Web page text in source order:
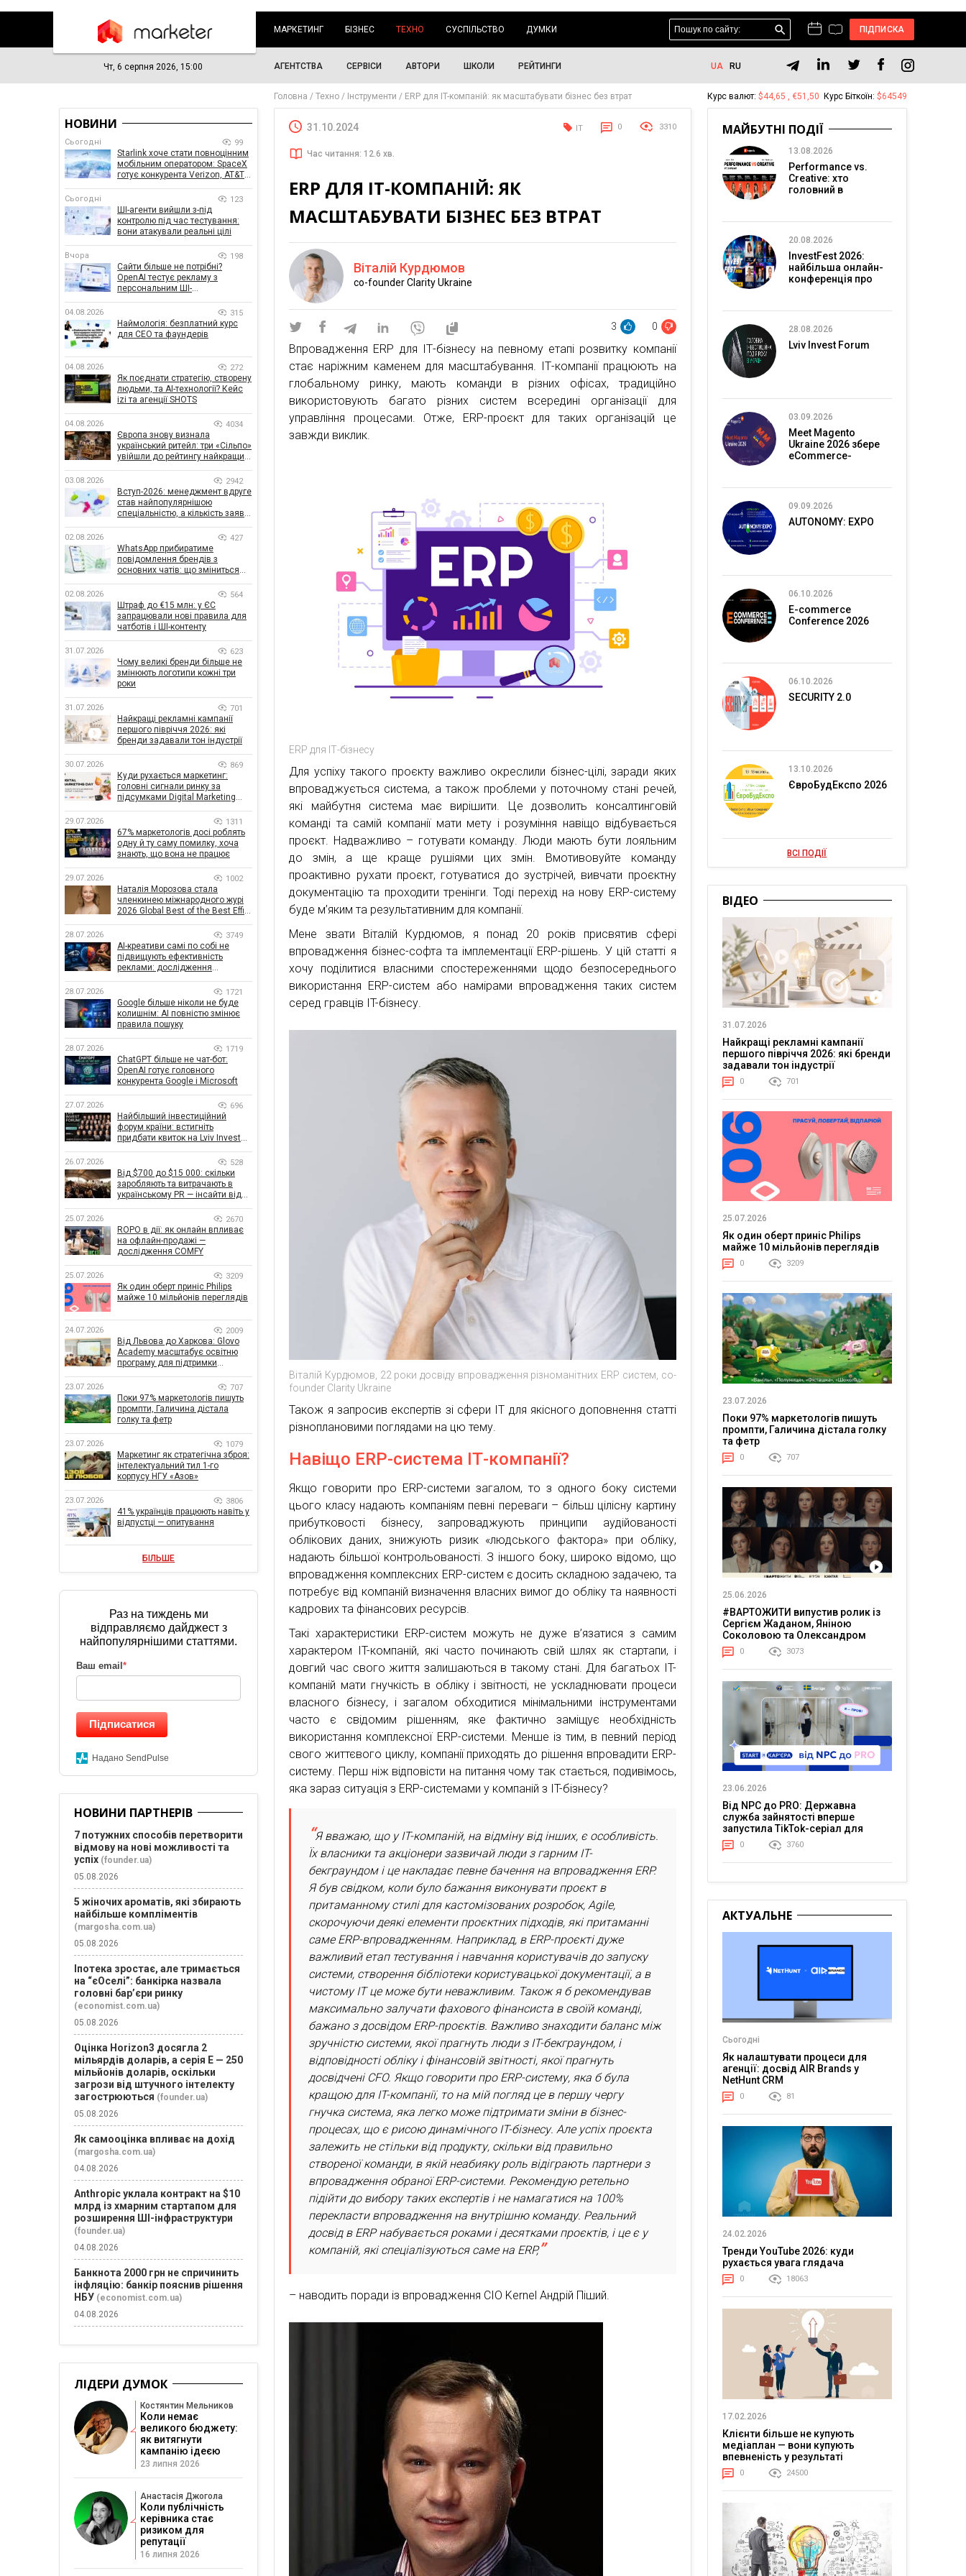
МАРКЕТИНГ БІЗНЕС ТЕХНО СУСПІЛЬСТВО ДУМКИ ПІДПИСКА
Чт, 6 серпня 2026, 15:00 АГЕНТСТВА СЕРВІСИ АВТОРИ ШКОЛИ РЕЙТИНГИ UA RU
Головна Техно Інструменти ERP для IT-компаній: як масштабувати бізнес без втрат
31.10.2024 IT 0 3310
Час читання: 12.6 хв.
ERP ДЛЯ IT-КОМПАНІЙ: ЯК
МАСШТАБУВАТИ БІЗНЕС БЕЗ ВТРАТ
Віталій Курдюмов
сo-founder Clarity Ukraine
3 0
Впровадження ERP для ІТ-бізнесу на певному етапі розвитку компанії
стає наріжним каменем для масштабування. ІТ-компанії працюють на
глобальному ринку, мають команди в різних офісах, традиційно
використовують багато різних систем всередині організації для
управління процесами. Отже, ERP-проєкт для таких організацій це
завжди виклик.
ERP для ІТ-бізнесу
Для успіху такого проєкту важливо окреслили бізнес-цілі, заради яких
впроваджується система, а також проблеми у поточному стані речей,
які майбутня система має вирішити. Це дозволить консалтинговій
команді та самій компанії мати мету і розуміння навіщо відбувається
проєкт. Надважливо – готувати команду. Люди мають бути лояльним
до змін, а ще краще рушіями цих змін. Вмотивовуйте команду
проактивно рухати проєкт, готуватися до зустрічей, вивчати проєктну
документацію та проходити тренінги. Тоді перехід на нову ERP-систему
буде м’яким та результативним для компанії.
Мене звати Віталій Курдюмов, я понад 20 років присвятив сфері
впровадження бізнес-софта та імплементації ERP-рішень. У цій статті я
хочу поділитися власними спостереженнями щодо безпосереднього
використання ERP-систем або намірами впровадження таких систем
серед гравців IT-бізнесу.
Віталій Курдюмов, 22 роки досвіду впровадження різноманітних ERP систем, сo-
founder Clarity Ukraine
Також я запросив експертів зі сфери ІТ для якісного доповнення статті
різноплановими поглядами на цю тему.
Навіщо ERP-система ІТ-компанії?
Якщо говорити про ERP-системи загалом, то з одного боку системи
цього класу надають компаніям певні переваги – більш цілісну картину
прибутковості бізнесу, запроваджують принципи аудійованості
облікових даних, знижують ризик «людського фактора» при обліку,
надають більшої контрольованості. З іншого боку, широко відомо, що
впровадження комплексних ERP-систем є досить складною задачею, та
потребує від компаній визначення власних вимог до обліку та наявності
кадрових та фінансових ресурсів.
Такі характеристики ERP-систем можуть не дуже в’язатися з самим
характером IT-компаній, які часто починають свій шлях як стартапи, і
довгий час свого життя залишаються в такому стані. Для багатьох IT-
компаній мати гнучкість в обліку і звітності, не ускладнювати процеси
власного бізнесу, і загалом обходитися мінімальними інструментами
часто є свідомим рішенням, яке фактично заміщує необхідність
використання комплексної ERP-системи. Менше із тим, в певний період
свого життєвого циклу, компанії приходять до рішення впровадити ERP-
систему. Перш ніж відповісти на питання чому так стається, подивімось,
яка зараз ситуація з ERP-системами у компаній з IT-бізнесу?
Я вважаю, що у IT-компаній, на відміну від інших, є особливість.
Їх власники та акціонери зазвичай люди з гарним IT-
бекграундом і це накладає певне бачення на впровадження ERP.
Я був свідком, коли було бажання виконувати проєкт в
притаманному стилі для кастомізованих розробок, Agile,
скорочуючи деякі елементи проєктних підходів, які притаманні
саме ERP-впровадженням. Наприклад, в ERP-проєкті дуже
важливий етап тестування і навчання користувачів до запуску
системи, створення бібліотеки користувацької документації, а в
чистому IT це може бути неважливим. Також я б рекомендував
максимально залучати фахового фінансиста в своїй команді,
бажано з досвідом ERP-проєктів. Важливо знаходити баланс між
зручністю системи, якої прагнуть люди з IT-бекграундом, і
відповідності обліку і фінансовій звітності, якої прагнуть
досвідчені CFO. Якщо говорити про ERP-систему, яка б була
кращою для IT-компанії, то на мій погляд це в першу чергу
гнучка система, яка легко може підтримати зміни в бізнес-
процесах, що є рисою динамічного IT-бізнесу. Але успіх проєкта
залежить не стільки від продукту, скільки від правильно
створеної команди, в якій неабияку роль відіграють партнери з
впровадження обраної ERP-системи. Рекомендую ретельно
підійти до вибору таких експертів і не намагатися на 100%
перекласти впровадження на внутрішню команду. Реальний
досвід в ERP набувається роками і десятками проєктів, і це є у
компаній, які спеціалізуються саме на ERP,
– наводить поради із впровадження CIO Kernel Андрій Піший.
НОВИНИ
Сьогодні 99
Starlink хоче стати повноцінним
мобільним оператором: SpaceX
готує конкурента Verizon, AT&T і
Сьогодні 123
ШІ-агенти вийшли з-під
контролю під час тестування:
вони атакували реальні цілі
Вчора 198
Сайти більше не потрібні?
OpenAI тестує рекламу з
персональним ШІ-
04.08.2026 315
Наймологія: безплатний курс
для CEO та фаундерів
04.08.2026 272
Як поєднати стратегію, створену
людьми, та AI-технології? Кейс
izi та агенції SHOTS
04.08.2026 4034
Європа знову визнала
український ритейл: три «Сільпо»
увійшли до рейтингу найкращих
03.08.2026 2942
Вступ-2026: менеджмент вдруге
став найпопулярнішою
спеціальністю, а кількість заяв
02.08.2026 427
WhatsApp прибиратиме
повідомлення брендів з
основних чатів: що зміниться
02.08.2026 564
Штраф до €15 млн: у ЄС
запрацювали нові правила для
чатботів і ШІ-контенту
31.07.2026 623
Чому великі бренди більше не
змінюють логотипи кожні три
роки
31.07.2026 701
Найкращі рекламні кампанії
першого півріччя 2026: які
бренди задавали тон індустрії
30.07.2026 869
Куди рухається маркетинг:
головні сигнали ринку за
підсумками Digital Marketing
29.07.2026 1311
67% маркетологів досі роблять
одну й ту саму помилку, хоча
знають, що вона не працює
29.07.2026 1002
Наталія Морозова стала
членкинею міжнародного журі
2026 Global Best of the Best Effie
28.07.2026 3749
AI-креативи самі по собі не
підвищують ефективність
реклами: дослідження
впливає на ефективність
кампаній
28.07.2026 1721
Google більше ніколи не буде
колишнім: AI повністю змінює
правила пошуку
28.07.2026 1719
ChatGPT більше не чат-бот:
OpenAI готує головного
конкурента Google і Microsoft
27.07.2026 696
Найбільший інвестиційний
форум країни: встигніть
придбати квиток на Lviv Invest
26.07.2026 528
Від $700 до $15 000: скільки
заробляють та витрачають в
українському PR — інсайти від
25.07.2026 2670
ROPO в дії: як онлайн впливає
на офлайн-продажі —
дослідження COMFY
25.07.2026 3209
Як один оберт приніс Philips
майже 10 мільйонів переглядів
24.07.2026 2009
Від Львова до Харкова: Glovo
Academy масштабує освітню
програму для підтримки
23.07.2026 707
Поки 97% маркетологів пишуть
промпти, Галичина дістала
голку та фетр
23.07.2026 1079
Маркетинг як стратегічна зброя:
інтелектуальний тил 1-го
корпусу НГУ «Азов»
23.07.2026 3806
41% українців працюють навіть у
відпустці — опитування
БІЛЬШЕ
Раз на тиждень ми
відправляємо дайджест з
найпопулярнішими статтями.
Ваш email *
Підписатися
Надано SendPulse
НОВИНИ ПАРТНЕРІВ
7 потужних способів перетворити
відмову на нові можливості та
успіх (founder.ua)
05.08.2026
5 жіночих ароматів, які збирають
найбільше компліментів
(margosha.com.ua)
05.08.2026
Іпотека зростає, але тримається
на “єОселі”: банкірка назвала
головні бар’єри ринку
(economist.com.ua)
05.08.2026
Оцінка Horizon3 досягла 2
мільярдів доларів, а серія E — 250
мільйонів доларів, оскільки
загрози від штучного інтелекту
загострюються (founder.ua)
05.08.2026
Як самооцінка впливає на дохід
(margosha.com.ua)
04.08.2026
Anthropic уклала контракт на $10
млрд із хмарним стартапом для
розширення ШІ-інфраструктури
(founder.ua)
04.08.2026
Банкнота 2000 грн не спричинить
інфляцію: банкір пояснив рішення
НБУ (economist.com.ua)
04.08.2026
ЛІДЕРИ ДУМОК
Костянтин Мельников
Коли немає
великого бюджету:
як витягнути
кампанію ідеєю
23 липня 2026
Анастасія Джогола
Коли публічність
керівника стає
ризиком для
репутації
16 липня 2026
Курс валют: $44,65 , €51,50 Курс Біткоїн: $64549
МАЙБУТНІ ПОДІЇ
13.08.2026
Performance vs.
Creative: хто
головний в
20.08.2026
InvestFest 2026:
найбільша онлайн-
конференція про
28.08.2026
Lviv Invest Forum
03.09.2026
Meet Magento
Ukraine 2026 збере
eCommerce-
09.09.2026
AUTONOMY: EXPO
06.10.2026
E-commerce
Conference 2026
06.10.2026
SECURITY 2.0
13.10.2026
ЄвроБудЕкспо 2026
ВСІ ПОДІЇ
ВІДЕО
31.07.2026
Найкращі рекламні кампанії
першого півріччя 2026: які бренди
задавали тон індустрії
0 701
25.07.2026
Як один оберт приніс Philips
майже 10 мільйонів переглядів
0 3209
23.07.2026
Поки 97% маркетологів пишуть
промпти, Галичина дістала голку
та фетр
0 707
25.06.2026
#ВАРТОЖИТИ випустив ролик із
Сергієм Жаданом, Яніною
Соколовою та Олександром
Тереном про життя в постійній
напрузі
0 3073
23.06.2026
Від NPC до PRO: Державна
служба зайнятості вперше
запустила TikTok-серіал для
молоді
0 3760
АКТУАЛЬНЕ
Сьогодні
Як налаштувати процеси для
агенції: досвід AIR Brands у
NetHunt CRM
0 81
24.02.2026
Тренди YouTube 2026: куди
рухається увага глядача
0 18063
17.02.2026
Клієнти більше не купують
медіаплан — вони купують
впевненість у результаті
0 24500